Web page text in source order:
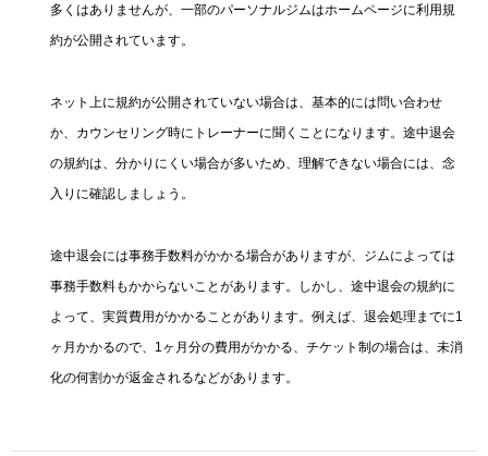
多くはありませんが、一部のパーソナルジムはホームページに利用規
約が公開されています。
ネット上に規約が公開されていない場合は、基本的には問い合わせ
か、カウンセリング時にトレーナーに聞くことになります。途中退会
の規約は、分かりにくい場合が多いため、理解できない場合には、念
入りに確認しましょう。
途中退会には事務手数料がかかる場合がありますが、ジムによっては
事務手数料もかからないことがあります。しかし、途中退会の規約に
よって、実質費用がかかることがあります。例えば、退会処理までに1
ヶ月かかるので、1ヶ月分の費用がかかる、チケット制の場合は、未消
化の何割かが返金されるなどがあります。